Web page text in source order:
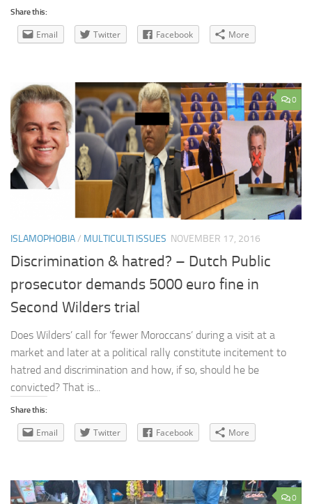
Share this:
Email Twitter Facebook More
0
ISLAMOPHOBIA/ MULTICULTI ISSUES NOVEMBER 17, 2016
Discrimination & hatred? – Dutch Public
prosecutor demands 5000 euro fine in
Second Wilders trial
Does Wilders’ call for ‘fewer Moroccans’ during a visit at a
market and later at a political rally constitute incitement to
hatred and discrimination and how, if so, should he be
convicted? That is...
Share this:
Email Twitter Facebook More
0